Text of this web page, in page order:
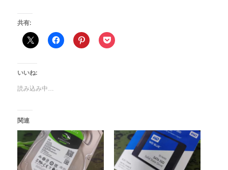
共有:
いいね:
読み込み中…
関連